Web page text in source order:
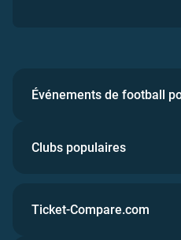
Événements de football
Clubs populaires
Ticket-Compare.com